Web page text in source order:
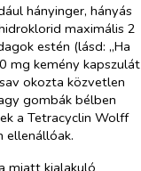
hányinger, hányás
maximális 2
estén (lásd: „Ha
mg kemény kapszulát
okozta közvetlen
gombák bélben
a Tetracyclin Wolff
ellenállóak.
miatt kialakuló